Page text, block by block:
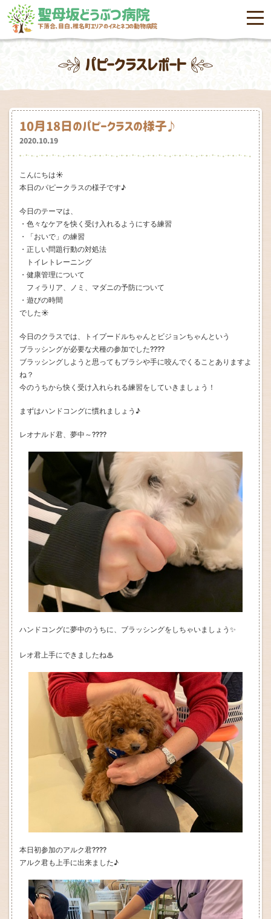
聖母坂どうぶつ病院
下落合、目白、椎名町エリアのイヌとネコの動物病院 menu
パピークラスレポート
10月18日のパピークラスの様子♪
2020.10.19
こんにちは☀
本日のパピークラスの様子です♪
今日のテーマは、
・色々なケアを快く受け入れるようにする練習
・「おいで」の練習
・正しい問題行動の対処法
トイレトレーニング
・健康管理について
フィラリア、ノミ、マダニの予防について
・遊びの時間
でした☀
今日のクラスでは、トイプードルちゃんとビジョンちゃんという
ブラッシングが必要な犬種の参加でした????
ブラッシングしようと思ってもブラシや手に咬んでくることありますよ
ね？
今のうちから快く受け入れられる練習をしていきましょう！
まずはハンドコングに慣れましょう♪
レオナルド君、夢中～????
ハンドコングに夢中のうちに、ブラッシングをしちゃいましょう✨
レオ君上手にできましたね♨
本日初参加のアルク君????
アルク君も上手に出来ました♪